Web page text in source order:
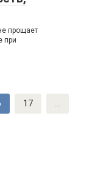
прощает
при
17
…